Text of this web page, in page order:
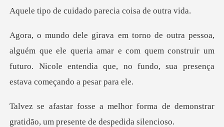
idado parecia coi
ele queria amar e com quem construir um
futuro. Nicole entendi
forma de demonstrar
gratidão, um